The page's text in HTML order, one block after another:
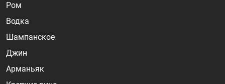
Ром
Водка
Шампанское
Джин
Арманьяк